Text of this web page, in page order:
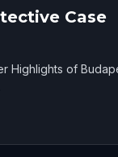
Case
Highlights of